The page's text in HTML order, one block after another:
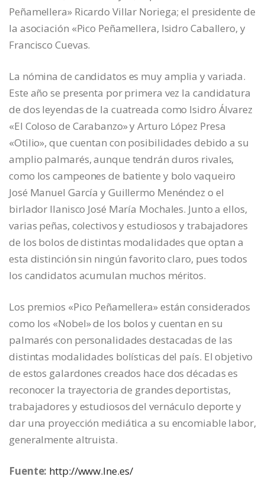
Peñamellera» Ricardo Villar Noriega; el presidente de
la asociación «Pico Peñamellera, Isidro Caballero, y
Francisco Cuevas.
La nómina de candidatos es muy amplia y variada.
Este año se presenta por primera vez la candidatura
de dos leyendas de la cuatreada como Isidro Álvarez
«El Coloso de Carabanzo» y Arturo López Presa
«Otilio», que cuentan con posibilidades debido a su
amplio palmarés, aunque tendrán duros rivales,
como los campeones de batiente y bolo vaqueiro
José Manuel García y Guillermo Menéndez o el
birlador llanisco José María Mochales. Junto a ellos,
varias peñas, colectivos y estudiosos y trabajadores
de los bolos de distintas modalidades que optan a
esta distinción sin ningún favorito claro, pues todos
los candidatos acumulan muchos méritos.
Los premios «Pico Peñamellera» están considerados
como los «Nobel» de los bolos y cuentan en su
palmarés con personalidades destacadas de las
distintas modalidades bolísticas del país. El objetivo
de estos galardones creados hace dos décadas es
reconocer la trayectoria de grandes deportistas,
trabajadores y estudiosos del vernáculo deporte y
dar una proyección mediática a su encomiable labor,
generalmente altruista.
Fuente: http://www.lne.es/